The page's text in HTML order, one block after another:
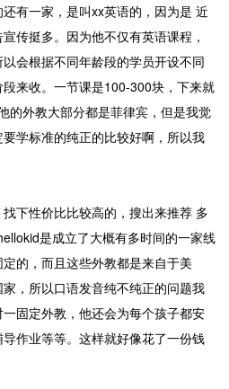
有一家，是叫xx英语的，因为是 近
传挺多。因为他不仅有英语课程，
会根据不同年龄段的学员开设不同
来收。一节课是100-300块，下来就
的外教大部分都是菲律宾，但是我觉
学标准的纯正的比较好啊，所以我
下性价比比较高的，搜出来推荐 多
是成立了大概有多时间的一家线
的，而且这些外教都是来自于美
，所以口语发音纯不纯正的问题我
固定外教，他还会为每个孩子都安
作业等等。这样就好像花了一份钱